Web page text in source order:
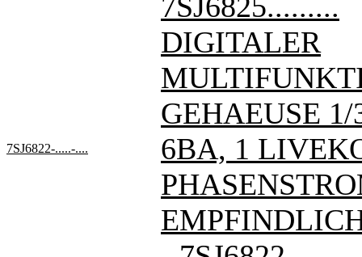
7SJ6822-.....-....
DIGITALER
GEHAEUSE
6BA, 1